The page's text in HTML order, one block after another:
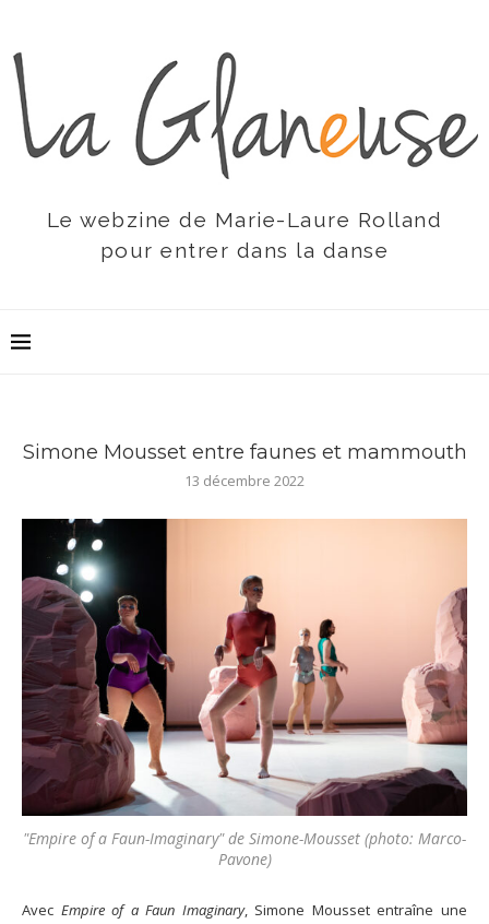
Le webzine de Marie-Laure Rolland
pour entrer dans la danse
Simone Mousset entre faunes et mammouth
13 décembre 2022
"Empire of a Faun-Imaginary" de Simone-Mousset (photo: Marco-
Pavone)
Avec Empire of a Faun Imaginary, Simone Mousset entraîne une